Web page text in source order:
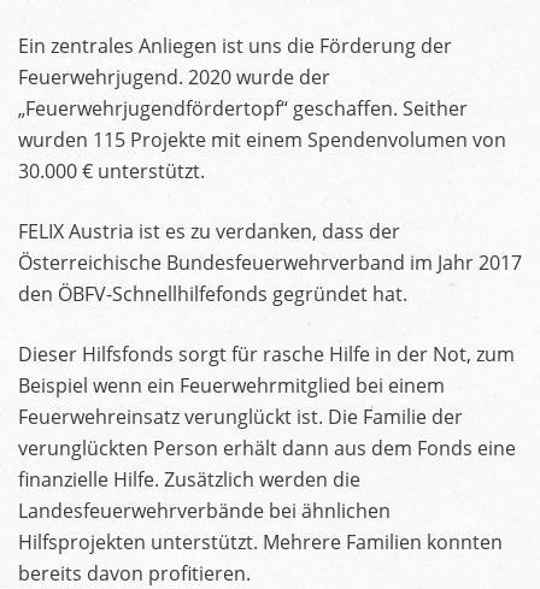
Ein zentrales Anliegen ist uns die Förderung der
Feuerwehrjugend. 2020 wurde der
„Feuerwehrjugendfördertopf“ geschaffen. Seither
wurden 115 Projekte mit einem Spendenvolumen von
30.000 € unterstützt.
FELIX Austria ist es zu verdanken, dass der
Österreichische Bundesfeuerwehrverband im Jahr 2017
den ÖBFV-Schnellhilfefonds gegründet hat.
Dieser Hilfsfonds sorgt für rasche Hilfe in der Not, zum
Beispiel wenn ein Feuerwehrmitglied bei einem
Feuerwehreinsatz verunglückt ist. Die Familie der
verunglückten Person erhält dann aus dem Fonds eine
finanzielle Hilfe. Zusätzlich werden die
Landesfeuerwehrverbände bei ähnlichen
Hilfsprojekten unterstützt. Mehrere Familien konnten
bereits davon profitieren.